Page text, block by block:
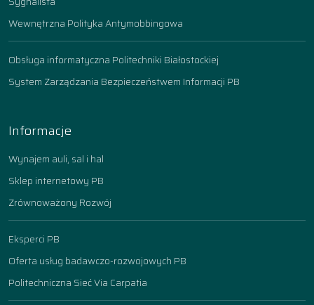
Wewnętrzna Polityka Antymobbingowa
Obsługa informatyczna Politechniki Białostockiej
System Zarządzania Bezpieczeństwem Informacji PB
Informacje
Wynajem auli, sal i hal
Sklep internetowy PB
Zrównoważony Rozwój
Eksperci PB
Oferta usług badawczo-rozwojowych PB
Politechniczna Sieć Via Carpatia